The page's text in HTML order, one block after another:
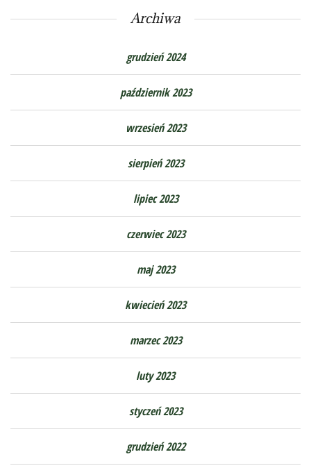
Archiwa
grudzień 2024
październik 2023
wrzesień 2023
sierpień 2023
lipiec 2023
czerwiec 2023
maj 2023
kwiecień 2023
marzec 2023
luty 2023
styczeń 2023
grudzień 2022